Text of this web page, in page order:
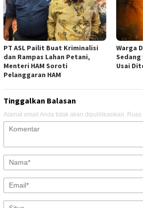
PT ASL Pailit Buat Kriminalisi
dan Rampas Lahan Petani,
Menteri HAM Soroti
Pelanggaran HAM
Warga
Sedang
Usai
Tinggalkan Balasan
Alamat email Anda tidak akan dipublikasikan.